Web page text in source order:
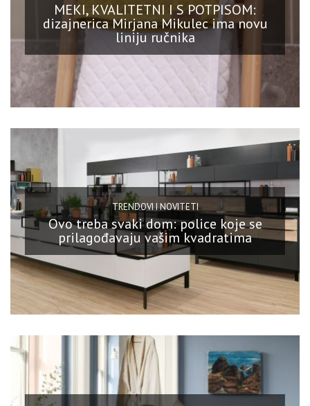
MEKI, KVALITETNI I S POTPISOM:
dizajnerica Mirjana Mikulec ima novu
liniju ručnika
TRENDOVI I NOVITETI
Ovo treba svaki dom: police koje se
prilagođavaju vašim kvadratima